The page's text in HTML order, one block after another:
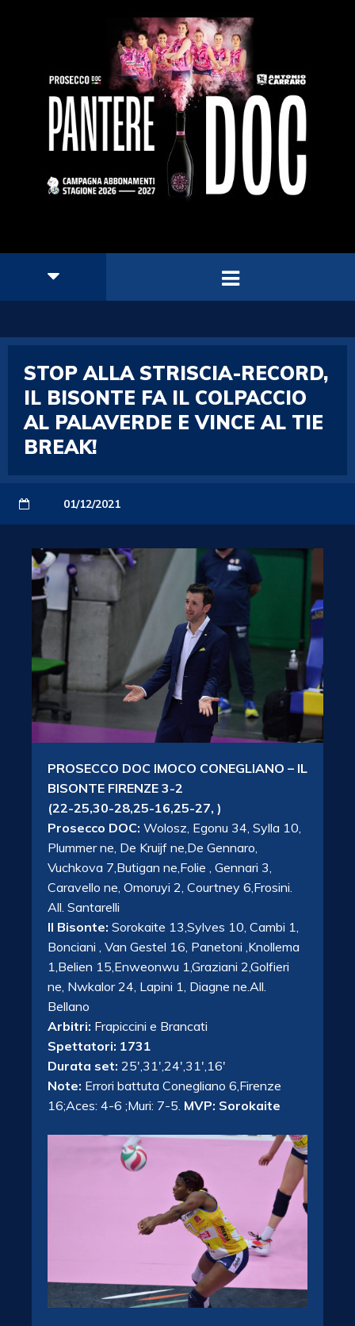
STOP ALLA STRISCIA-RECORD,
IL BISONTE FA IL COLPACCIO
AL PALAVERDE E VINCE AL TIE
BREAK!
01/12/2021
PROSECCO DOC IMOCO CONEGLIANO – IL
BISONTE FIRENZE 3-2
(22-25,30-28,25-16,25-27, )
Prosecco DOC: Wolosz, Egonu 34, Sylla 10,
Plummer ne, De Kruijf ne,De Gennaro,
Vuchkova 7,Butigan ne,Folie , Gennari 3,
Caravello ne, Omoruyi 2, Courtney 6,Frosini.
All. Santarelli
Il Bisonte: Sorokaite 13,Sylves 10, Cambi 1,
Bonciani , Van Gestel 16, Panetoni ,Knollema
1,Belien 15,Enweonwu 1,Graziani 2,Golfieri
ne, Nwkalor 24, Lapini 1, Diagne ne.All.
Bellano
Arbitri: Frapiccini e Brancati
Spettatori: 1731
Durata set: 25′,31′,24′,31′,16′
Note: Errori battuta Conegliano 6,Firenze
16;Aces: 4-6 ;Muri: 7-5. MVP: Sorokaite